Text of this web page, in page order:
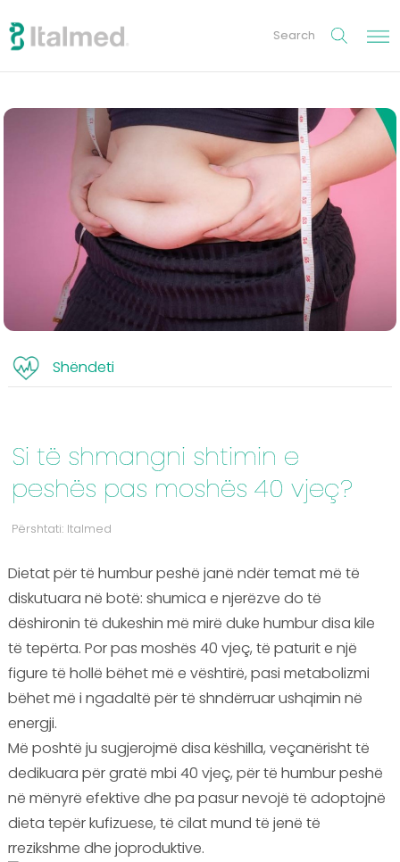
Shëndeti
Si të shmangni shtimin e
peshës pas moshës 40 vjeç?
Përshtati: Italmed
Dietat për të humbur peshë janë ndër temat më të
diskutuara në botë: shumica e njerëzve do të
dëshironin të dukeshin më mirë duke humbur disa kile
të tepërta. Por pas moshës 40 vjeç, të paturit e një
figure të hollë bëhet më e vështirë, pasi metabolizmi
bëhet më i ngadaltë për të shndërruar ushqimin në
energji.
Më poshtë ju sugjerojmë disa këshilla, veçanërisht të
dedikuara për gratë mbi 40 vjeç, për të humbur peshë
në mënyrë efektive dhe pa pasur nevojë të adoptojnë
dieta tepër kufizuese, të cilat mund të jenë të
rrezikshme dhe joproduktive.